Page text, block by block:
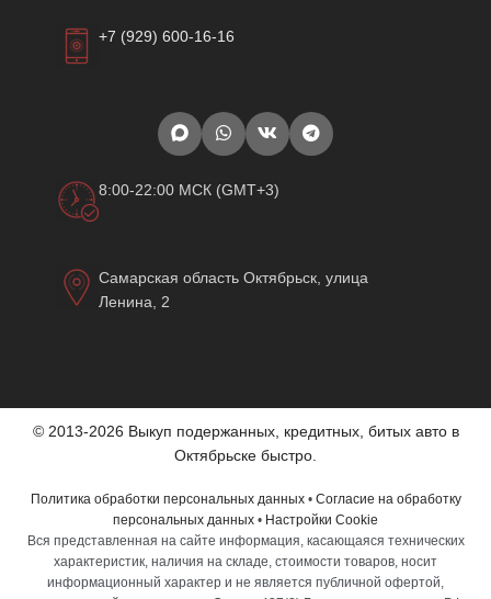
+7 (929) 600-16-16
8:00-22:00 МСК (GMT+3)
Самарская область Октябрьск, улица
Ленина, 2
© 2013-2026 Выкуп подержанных, кредитных, битых авто в
Октябрьске быстро.
Политика обработки персональных данных• Согласие на обработку
персональных данных • Настройки Cookie
Вся представленная на сайте информация, касающаяся технических
характеристик, наличия на складе, стоимости товаров, носит
информационный характер и не является публичной офертой,